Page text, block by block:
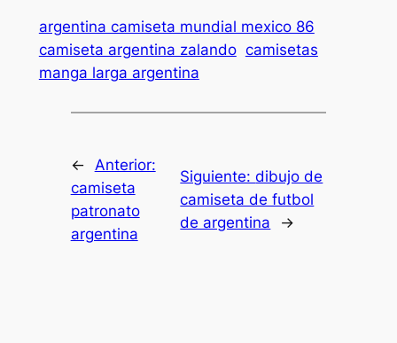
argentina camiseta mundial mexico 86
camiseta argentina zalando camisetas
manga larga argentina
←
Anterior:
camiseta
patronato
argentina
Siguiente:dibujo de
camiseta de futbol
de argentina
→